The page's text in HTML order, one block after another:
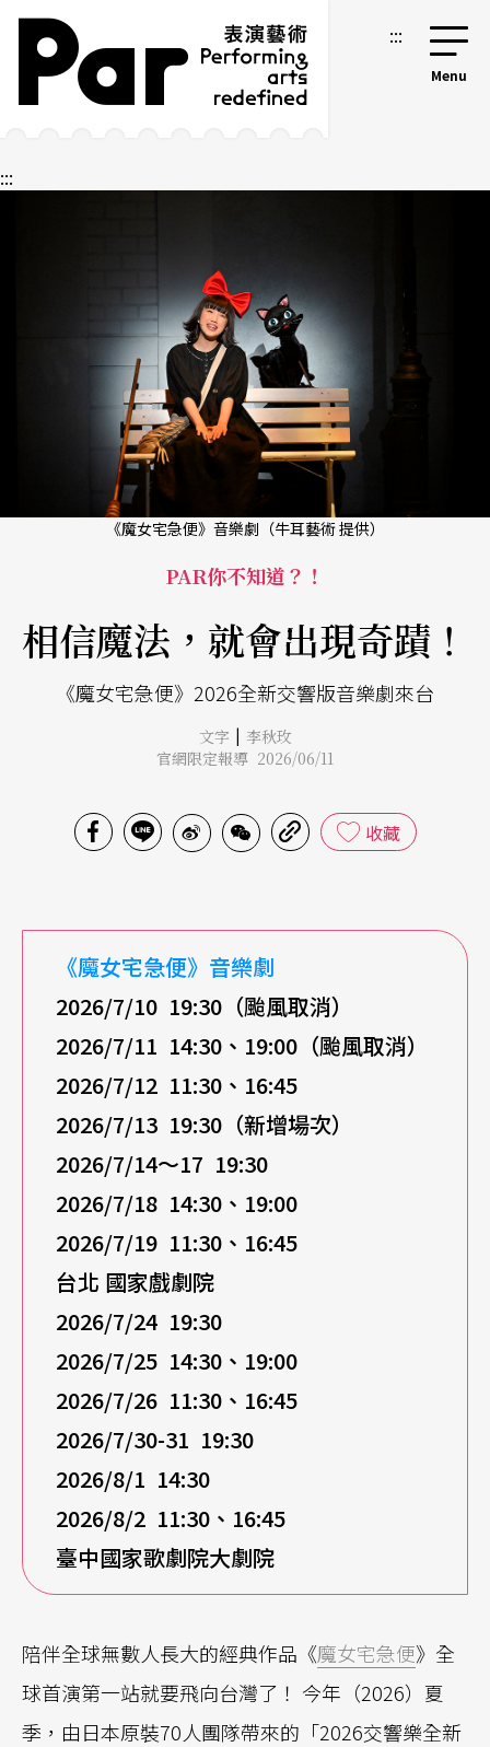
跳到主要內容區塊
網站導覽 :::
:::
《魔女宅急便》音樂劇（牛耳藝術 提供）
PAR你不知道？！
相信魔法，就會出現奇蹟！
《魔女宅急便》2026全新交響版音樂劇來台
文字 | 李秋玫
官網限定報導 2026/06/11
收藏
《魔女宅急便》音樂劇
2026/7/10 19:30（颱風取消）
2026/7/11 14:30、19:00（颱風取消）
2026/7/12 11:30、16:45
2026/7/13 19:30（新增場次）
2026/7/14～17 19:30
2026/7/18 14:30、19:00
2026/7/19 11:30、16:45
台北 國家戲劇院
2026/7/24 19:30
2026/7/25 14:30、19:00
2026/7/26 11:30、16:45
2026/7/30-31 19:30
2026/8/1 14:30
2026/8/2 11:30、16:45
臺中國家歌劇院大劇院
陪伴全球無數人長大的經典作品《魔女宅急便》全
球首演第一站就要飛向台灣了！ 今年（2026）夏
季，由日本原裝70人團隊帶來的「2026交響樂全新